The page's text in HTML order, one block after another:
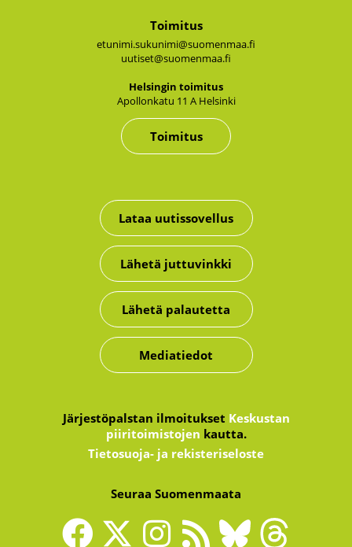
Toimitus
etunimi.sukunimi@suomenmaa.fi
uutiset@suomenmaa.fi
Hel­sin­gin toi­mi­tus
Apol­lon­ka­tu 11 A Hel­sin­ki
Toimitus
Lataa uutissovellus
Lähetä juttuvinkki
Lähetä palautetta
Mediatiedot
Järjestöpalstan ilmoitukset Keskustan
piiritoimistojen kautta.
Tietosuoja- ja rekisteriseloste
Seuraa Suomenmaata